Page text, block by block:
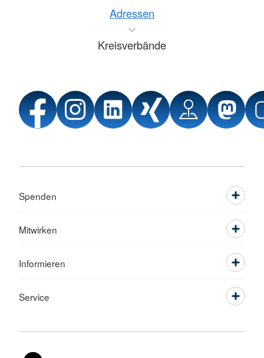
Adressen
Kreisverbände
Spenden
Mitwirken
Informieren
Service
Sprache wechseln zu